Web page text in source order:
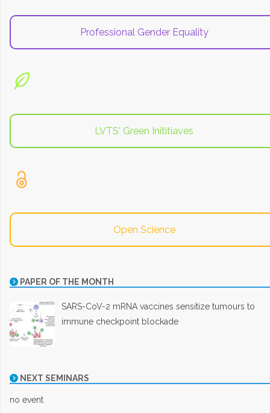
Professional Gender Equality
LVTS' Green Inititiaves
Open Science
PAPER OF THE MONTH
SARS-CoV-2 mRNA vaccines sensitize tumours to
immune checkpoint blockade
NEXT SEMINARS
no event